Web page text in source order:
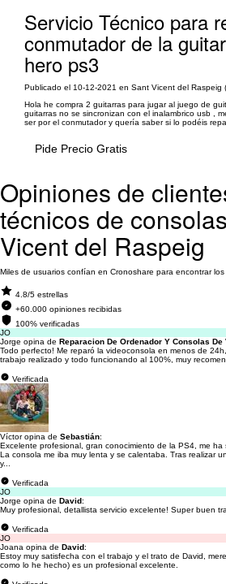
Servicio Técnico para
conmutador de la
hero ps3
Publicado el 10-12-2021 en Sant Vicent del Raspeig
Hola he compra 2 guitarras para jugar al juego de
guitarras no se sincronizan con el inalambrico usb ,
ser por el conmutador y quería saber si lo podéis
Pide Precio Gratis
Opiniones de
técnicos de
Vicent del Raspeig
Miles de usuarios confían en Cronoshare para encontrar
4.8/5 estrellas
+60.000 opiniones recibidas
100% verificadas
JO
Jorge opina de Reparacion De Ordenador Y Consolas De
Todo perfecto! Me reparó la videoconsola en menos de
trabajo realizado y todo funcionando al 100%, muy
Verificada
Víctor opina de Sebastián:
Excelente profesional, gran conocimiento de la PS4, me ha
La consola me iba muy lenta y se calentaba. Tras realizar
y...
Verificada
JO
Jorge opina de David:
Muy profesional, detallista servicio excelente! Super buen
Verificada
JO
Joana opina de David:
Estoy muy satisfecha con el trabajo y el trato de David,
como lo he hecho) es un profesional excelente.